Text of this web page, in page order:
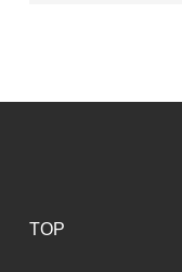
TOP